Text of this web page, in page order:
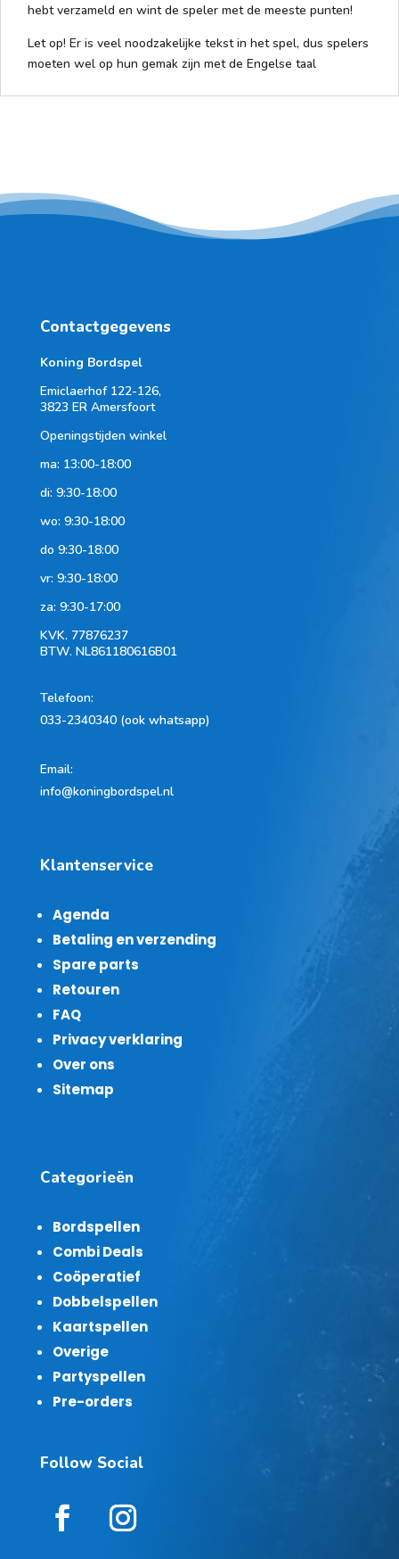
hebt verzameld en wint de speler met de meeste punten!
Let op! Er is veel noodzakelijke tekst in het spel, dus spelers
moeten wel op hun gemak zijn met de Engelse taal
Contactgegevens
Koning Bordspel
Emiclaerhof 122-126,
3823 ER Amersfoort
Openingstijden winkel
ma: 13:00-18:00
di: 9:30-18:00
wo: 9:30-18:00
do 9:30-18:00
vr: 9:30-18:00
za: 9:30-17:00
KVK. 77876237
BTW. NL861180616B01
Telefoon:
033-2340340 (ook whatsapp)
Email:
info@koningbordspel.nl
Klantenservice
Agenda
Betaling en verzending
Spare parts
Retouren
FAQ
Privacy verklaring
Over ons
Sitemap
Categorieën
Bordspellen
Combi Deals
Coöperatief
Dobbelspellen
Kaartspellen
Overige
Partyspellen
Pre-orders
Follow Social